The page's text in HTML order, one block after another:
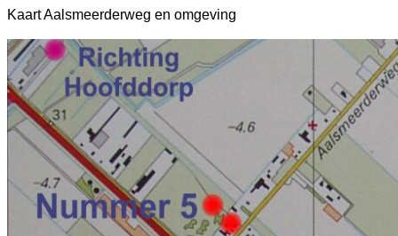
Kaart Aalsmeerderweg en omgeving